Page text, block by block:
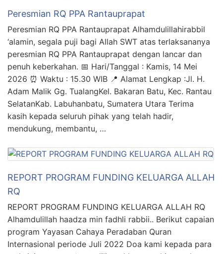
Peresmian RQ PPA Rantauprapat
Peresmian RQ PPA Rantauprapat Alhamdulillahirabbil
‘alamin, segala puji bagi Allah SWT atas terlaksananya
peresmian RQ PPA Rantauprapat dengan lancar dan
penuh keberkahan. 📅 Hari/Tanggal : Kamis, 14 Mei
2026 ⏰ Waktu : 15.30 WIB 📍 Alamat Lengkap :Jl. H.
Adam Malik Gg. TualangKel. Bakaran Batu, Kec. Rantau
SelatanKab. Labuhanbatu, Sumatera Utara Terima
kasih kepada seluruh pihak yang telah hadir,
mendukung, membantu, …
REPORT PROGRAM FUNDING KELUARGA ALLAH
RQ
REPORT PROGRAM FUNDING KELUARGA ALLAH RQ
Alhamdulillah haadza min fadhli rabbii.. Berikut capaian
program Yayasan Cahaya Peradaban Quran
Internasional periode Juli 2022 Doa kami kepada para